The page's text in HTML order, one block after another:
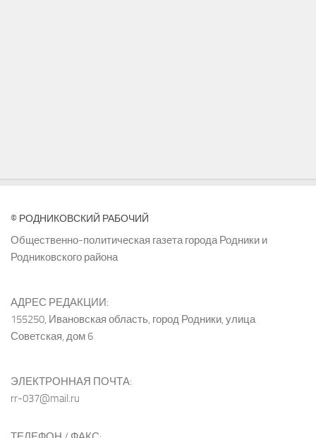
© РОДНИКОВСКИЙ РАБОЧИЙ
Общественно-политическая газета города Родники и
Родниковского района
АДРЕС РЕДАКЦИИ:
155250, Ивановская область, город Родники, улица
Советская, дом 6
ЭЛЕКТРОННАЯ ПОЧТА:
rr-037@mail.ru